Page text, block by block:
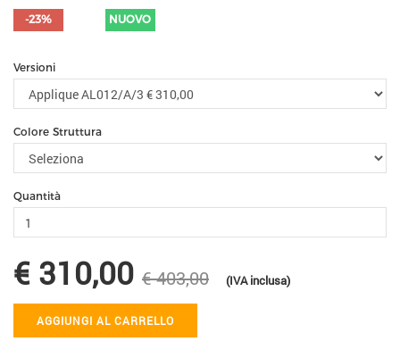
-23% NUOVO
Versioni
Colore Struttura
Quantità
€ 310,00 € 403,00 (IVA inclusa)
AGGIUNGI AL CARRELLO